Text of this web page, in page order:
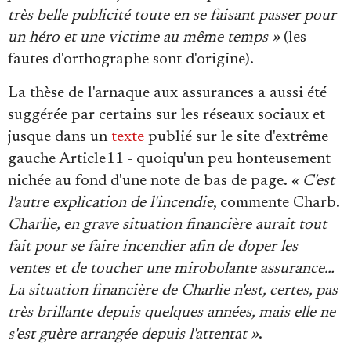
très belle publicité toute en se faisant passer pour
un héro et une victime au même temps »(les
fautes d'orthographe sont d'origine).
La thèse de l'arnaque aux assurances a aussi été
suggérée par certains sur les réseaux sociaux et
jusque dans un texte publié sur le site d'extrême
gauche Article11 - quoiqu'un peu honteusement
nichée au fond d'une note de bas de page. « C'est
l'autre explication de l'incendie, commente Charb.
Charlie, en grave situation financière aurait tout
fait pour se faire incendier afin de doper les
ventes et de toucher une mirobolante assurance…
La situation financière de Charlie n'est, certes, pas
très brillante depuis quelques années, mais elle ne
s'est guère arrangée depuis l'attentat ».